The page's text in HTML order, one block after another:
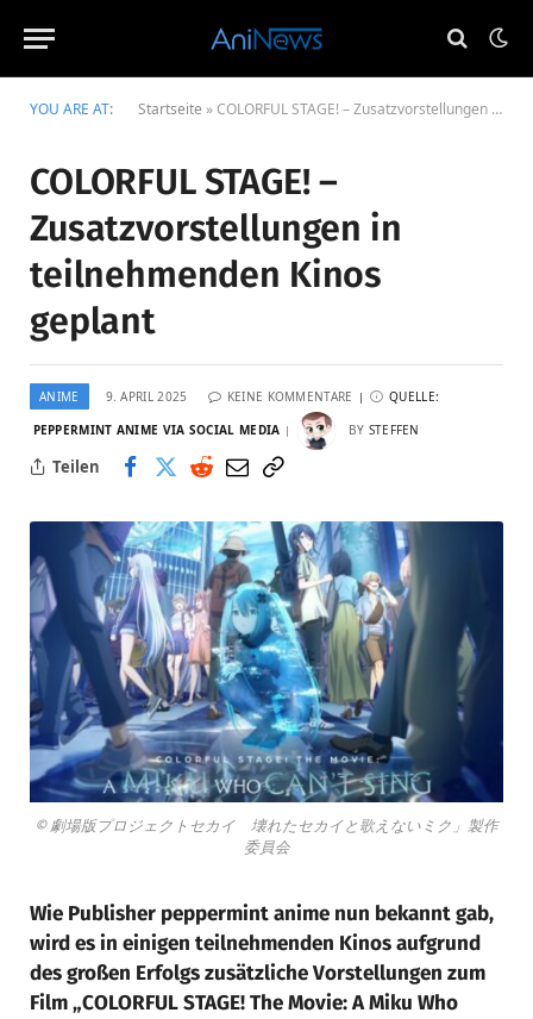
YOU ARE AT: Startseite »COLORFUL STAGE! – Zusatzvorstellungen in teilnehmenden Kinos geplant
COLORFUL STAGE! –
Zusatzvorstellungen in
teilnehmenden Kinos
geplant
ANIME 9. APRIL 2025 KEINE KOMMENTARE
QUELLE:
PEPPERMINT ANIME VIA SOCIAL MEDIA
BY STEFFEN
Teilen
© 劇場版プロジェクトセカイ 壊れたセカイと歌えないミク」製作
委員会
Wie Publisher peppermint anime nun bekannt gab,
wird es in einigen teilnehmenden Kinos aufgrund
des großen Erfolgs zusätzliche Vorstellungen zum
Film „COLORFUL STAGE! The Movie: A Miku Who